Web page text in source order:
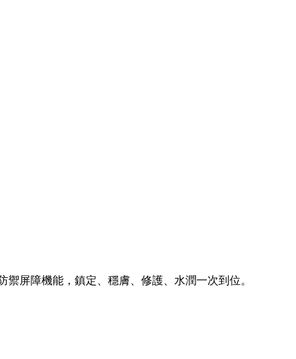
屏障機能，鎮定、穩膚、修護、水潤一次到位。